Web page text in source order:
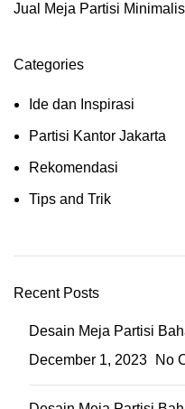
Jual Meja Partisi
Categories
Ide dan Inspirasi
Partisi Kantor Jakarta
Rekomendasi
Tips and Trik
Recent Posts
Desain Meja Partisi
December 1, 2023
No